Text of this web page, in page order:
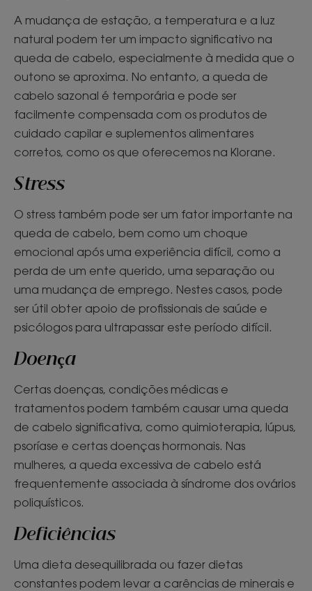
A mudança de estação, a temperatura e a luz
natural podem ter um impacto significativo na
queda de cabelo, especialmente à medida que o
outono se aproxima. No entanto, a queda de
cabelo sazonal é temporária e pode ser
facilmente compensada com os produtos de
cuidado capilar e suplementos alimentares
corretos, como os que oferecemos na Klorane.
Stress
O stress também pode ser um fator importante na
queda de cabelo, bem como um choque
emocional após uma experiência difícil, como a
perda de um ente querido, uma separação ou
uma mudança de emprego. Nestes casos, pode
ser útil obter apoio de profissionais de saúde e
psicólogos para ultrapassar este período difícil.
Doença
Certas doenças, condições médicas e
tratamentos podem também causar uma queda
de cabelo significativa, como quimioterapia, lúpus,
psoríase e certas doenças hormonais. Nas
mulheres, a queda excessiva de cabelo está
frequentemente associada à síndrome dos ovários
poliquísticos.
Deficiências
Uma dieta desequilibrada ou fazer dietas
constantes podem levar a carências de minerais e